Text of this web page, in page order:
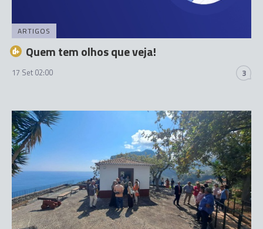
ARTIGOS
Quem tem olhos que veja!
17 Set 02:00 3